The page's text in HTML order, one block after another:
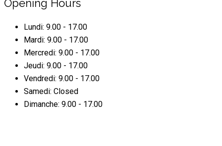
Opening Hours
Lundi: 9.00 - 17.00
Mardi: 9.00 - 17.00
Mercredi: 9.00 - 17.00
Jeudi: 9.00 - 17.00
Vendredi: 9.00 - 17.00
Samedi: Closed
Dimanche: 9.00 - 17.00